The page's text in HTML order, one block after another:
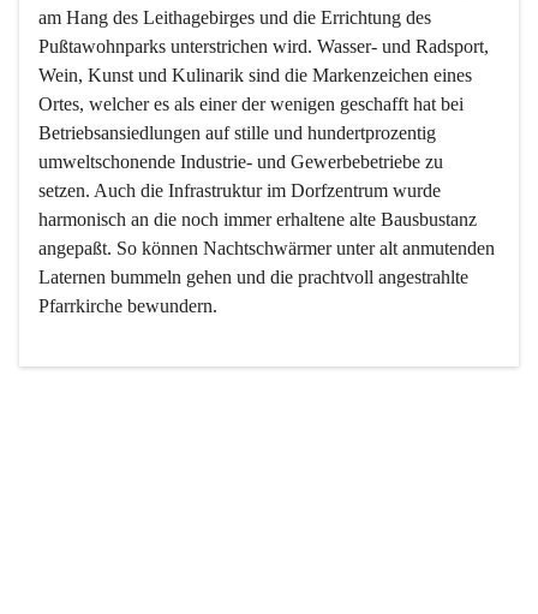
am Hang des Leithagebirges und die Errichtung des
Pußtawohnparks unterstrichen wird. Wasser- und Radsport,
Wein, Kunst und Kulinarik sind die Markenzeichen eines
Ortes, welcher es als einer der wenigen geschafft hat bei
Betriebsansiedlungen auf stille und hundertprozentig
umweltschonende Industrie- und Gewerbebetriebe zu
setzen. Auch die Infrastruktur im Dorfzentrum wurde
harmonisch an die noch immer erhaltene alte Bausbustanz
angepaßt. So können Nachtschwärmer unter alt anmutenden
Laternen bummeln gehen und die prachtvoll angestrahlte
Pfarrkirche bewundern.
Der Weinbau dominert heute nicht mehr, ist aber integrativer